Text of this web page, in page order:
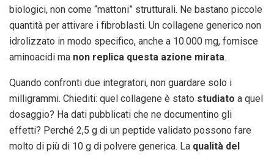
biologici, non come “mattoni” strutturali. Ne bastano piccole
quantità per attivare i fibroblasti. Un collagene generico non
idrolizzato in modo specifico, anche a 10.000 mg, fornisce
aminoacidi ma non replica questa azione mirata.
Quando confronti due integratori, non guardare solo i
milligrammi. Chiediti: quel collagene è stato studiato a quel
dosaggio? Ha dati pubblicati che ne documentino gli
effetti? Perché 2,5 g di un peptide validato possono fare
molto di più di 10 g di polvere generica. La qualità del